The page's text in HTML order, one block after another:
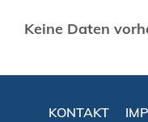
Keine Daten
KONTAKT